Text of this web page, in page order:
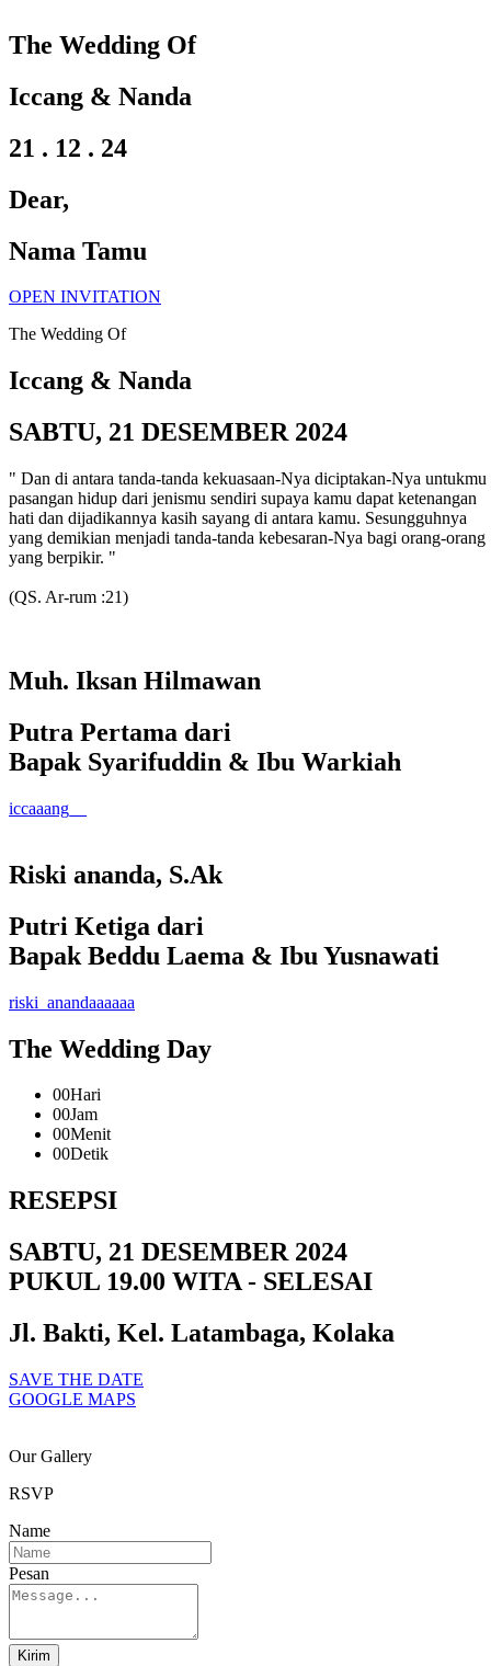
The Wedding Of
Iccang & Nanda
21 . 12 . 24
Dear,
Nama Tamu
OPEN INVITATION
The Wedding Of
Iccang & Nanda
SABTU, 21 DESEMBER 2024
" Dan di antara tanda-tanda kekuasaan-Nya diciptakan-Nya untukmu
pasangan hidup dari jenismu sendiri supaya kamu dapat ketenangan
hati dan dijadikannya kasih sayang di antara kamu. Sesungguhnya
yang demikian menjadi tanda-tanda kebesaran-Nya bagi orang-orang
yang berpikir. "
(QS. Ar-rum :21)
Muh. Iksan Hilmawan
Putra Pertama dari
Bapak Syarifuddin & Ibu Warkiah
iccaaang__
Riski ananda, S.Ak
Putri Ketiga dari
Bapak Beddu Laema & Ibu Yusnawati
riski_anandaaaaaa
The Wedding Day
00Hari
00Jam
00Menit
00Detik
RESEPSI
SABTU, 21 DESEMBER 2024
PUKUL 19.00 WITA - SELESAI
Jl. Bakti, Kel. Latambaga, Kolaka
SAVE THE DATE
GOOGLE MAPS
Our Gallery
RSVP
Name
Pesan
Kirim